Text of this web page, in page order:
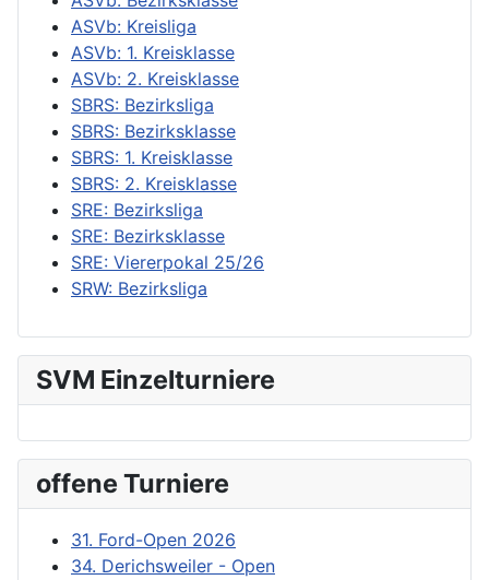
ASVb: Kreisliga
ASVb: 1. Kreisklasse
ASVb: 2. Kreisklasse
SBRS: Bezirksliga
SBRS: Bezirksklasse
SBRS: 1. Kreisklasse
SBRS: 2. Kreisklasse
SRE: Bezirksliga
SRE: Bezirksklasse
SRE: Viererpokal 25/26
SRW: Bezirksliga
SVM Einzelturniere
offene Turniere
31. Ford-Open 2026
34. Derichsweiler - Open